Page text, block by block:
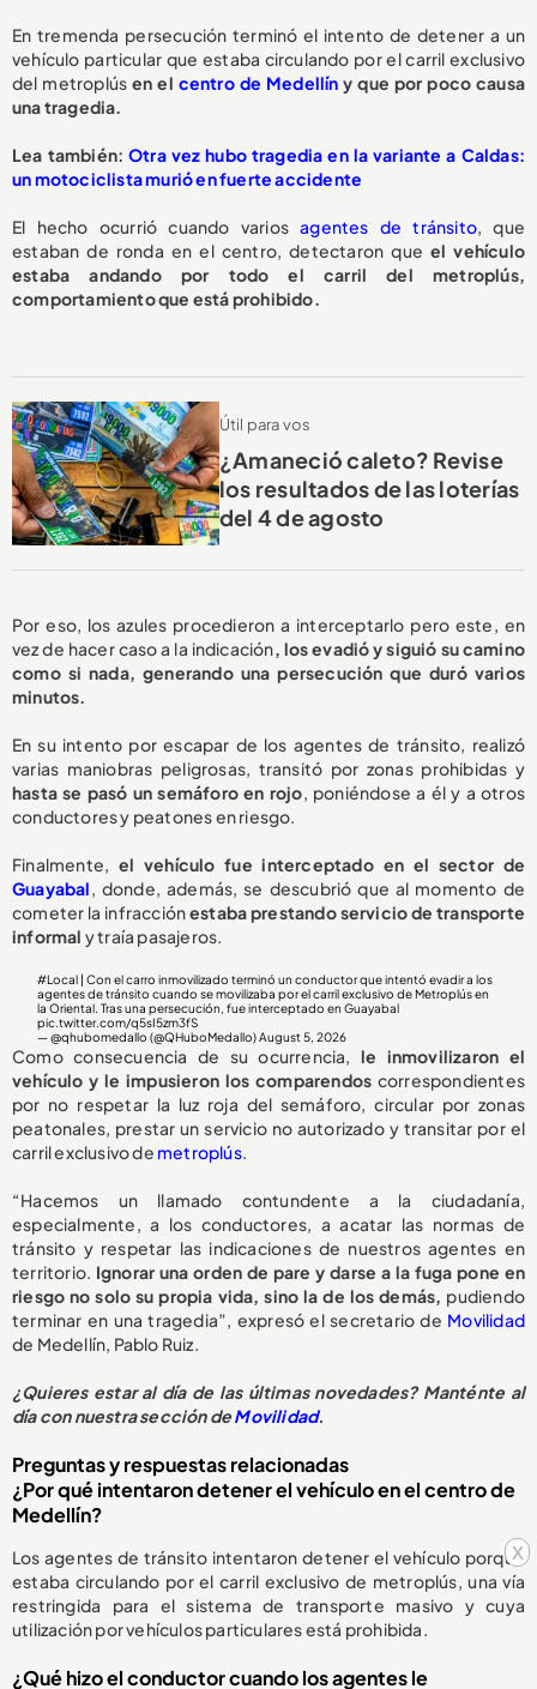
x
En tremenda persecución terminó el intento de detener a un
vehículo particular que estaba circulando por el carril exclusivo
del metroplúsen el centro de Medellín y que por poco causa
una tragedia.
Lea también: Otra vez hubo tragedia en la variante a Caldas:
un motociclista murió en fuerte accidente
El hecho ocurrió cuando variosagentes de tránsito, que
estaban de ronda en el centro, detectaron que el vehículo
estaba andando por todo el carril del metroplús,
comportamiento que está prohibido.
Útil para vos
¿Amaneció caleto? Revise
los resultados de las loterías
del 4 de agosto
Por eso, los azules procedieron a interceptarlo pero este, en
vez de hacer caso a la indicación, los evadió y siguió su camino
como si nada, generando una persecución que duró varios
minutos.
En su intento por escapar de los agentes de tránsito, realizó
varias maniobras peligrosas, transitó por zonas prohibidas y
hasta se pasó un semáforo en rojo, poniéndose a él y a otros
conductores y peatones en riesgo.
Finalmente, el vehículo fue interceptado en el sector de
Guayabal, donde, además, se descubrió que al momento de
cometer la infracciónestaba prestando servicio de transporte
informal y traía pasajeros.
#Local | Con el carro inmovilizado terminó un conductor que intentó evadir a los
agentes de tránsito cuando se movilizaba por el carril exclusivo de Metroplús en
la Oriental. Tras una persecución, fue interceptado en Guayabal
pic.twitter.com/q5sI5zm3fS
— @qhubomedallo (@QHuboMedallo)August 5, 2026
Como consecuencia de su ocurrencia, le inmovilizaron el
vehículo y le impusieron los comparendos correspondientes
por no respetar la luz roja del semáforo, circular por zonas
peatonales, prestar un servicio no autorizado y transitar por el
carril exclusivo de metroplús.
“Hacemos un llamado contundente a la ciudadanía,
especialmente, a los conductores, a acatar las normas de
tránsito y respetar las indicaciones de nuestros agentes en
territorio. Ignorar una orden de pare y darse a la fuga pone en
riesgo no solo su propia vida, sino la de los demás, pudiendo
terminar en una tragedia”, expresó el secretario de Movilidad
de Medellín, Pablo Ruiz.
¿Quieres estar al día de las últimas novedades? Manténte al
día con nuestra sección deMovilidad.
Preguntas y respuestas relacionadas
¿Por qué intentaron detener el vehículo en el centro de
Medellín?
Los agentes de tránsito intentaron detener el vehículo porque
estaba circulando por el carril exclusivo de metroplús, una vía
restringida para el sistema de transporte masivo y cuya
utilización por vehículos particulares está prohibida.
¿Qué hizo el conductor cuando los agentes le